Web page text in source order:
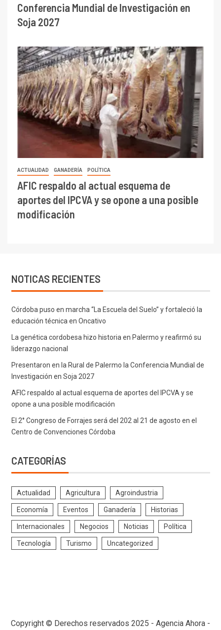
Conferencia Mundial de Investigación en
Soja 2027
ACTUALIDAD GANADERÍA POLÍTICA
AFIC respaldo al actual esquema de
aportes del IPCVA y se opone a una posible
modificación
NOTICAS RECIENTES
Córdoba puso en marcha “La Escuela del Suelo” y fortaleció la
educación técnica en Oncativo
La genética cordobesa hizo historia en Palermo y reafirmó su
liderazgo nacional
Presentaron en la Rural de Palermo la Conferencia Mundial de
Investigación en Soja 2027
AFIC respaldo al actual esquema de aportes del IPCVA y se
opone a una posible modificación
El 2° Congreso de Forrajes será del 202 al 21 de agosto en el
Centro de Convenciones Córdoba
CATEGORÍAS
Actualidad Agricultura Agroindustria
Economía Eventos Ganadería Historias
Internacionales Negocios Noticias Política
Tecnología Turismo Uncategorized
Copyright © Derechos reservados 2025 - Agencia Ahora -